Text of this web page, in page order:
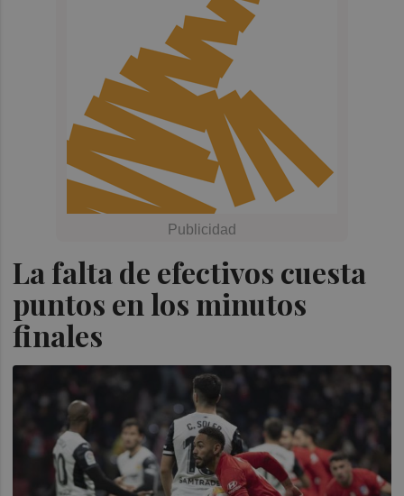
La falta de efectivos cuesta
puntos en los minutos
finales